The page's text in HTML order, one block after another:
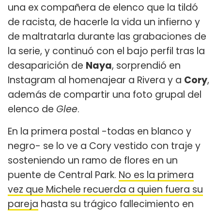
una ex compañera de elenco que la tildó
de racista, de hacerle la vida un infierno y
de maltratarla durante las grabaciones de
la serie, y continuó con el bajo perfil tras la
desaparición de Naya, sorprendió en
Instagram al homenajear a Rivera y a Cory,
además de compartir una foto grupal del
elenco de Glee.
En la primera postal -todas en blanco y
negro- se lo ve a Cory vestido con traje y
sosteniendo un ramo de flores en un
puente de Central Park. No es la primera
vez que Michele recuerda a quien fuera su
pareja hasta su trágico fallecimiento en